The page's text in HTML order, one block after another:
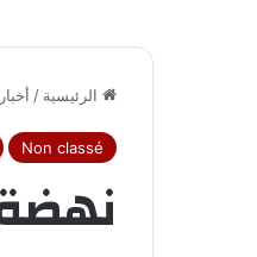
الرئيسية /
Non classé